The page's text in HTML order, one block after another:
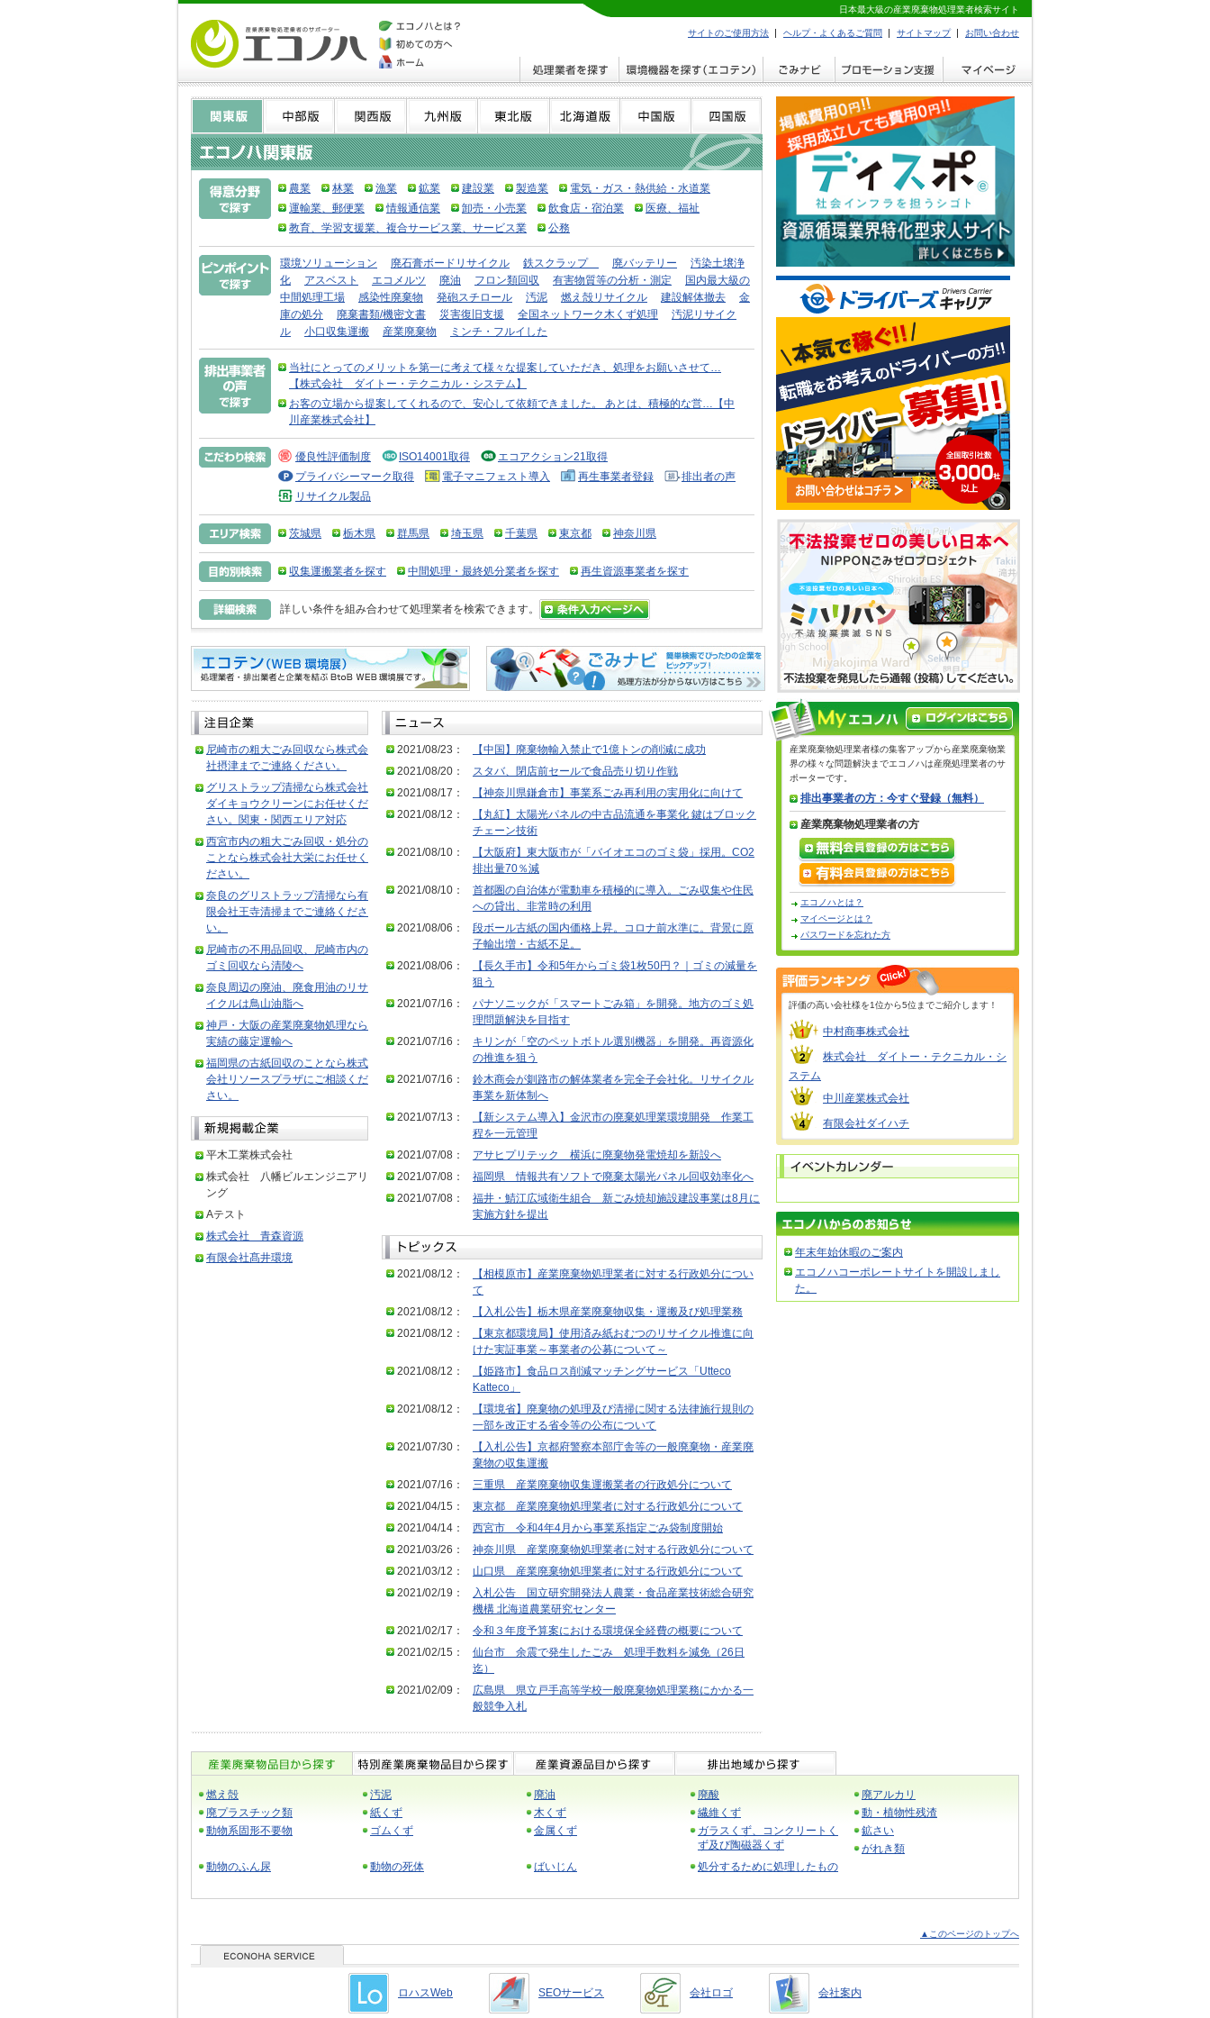
日本最大級の産業廃棄物処理業者検索サイト
サイトのご使用方法 ヘルプ・よくあるご質問 サイトマップ お問い合わせ
農業 林業 漁業 鉱業 建設業 製造業
電気・ガス・熱供給・水道業
運輸業、郵便業
情報通信業 卸売・小売業 飲食店・宿泊業
医療、福祉
教育、学習支援業、複合サービス業、サービス業
公務
環境ソリューション 廃石膏ボードリサイクル 鉄スクラップ 廃バッテリー
汚染土壌浄
化
アスベスト エコメルツ 廃油 フロン類回収 有害物質等の分析・測定
国内最大級の
中間処理工場
感染性廃棄物 発砲スチロール 汚泥 燃え殻リサイクル 建設解体撤去
金
庫の処分
廃棄書類/機密文書 災害復旧支援 全国ネットワーク木くず処理
汚泥リサイク
ル
小口収集運搬 産業廃棄物 ミンチ・フルイした
当社にとってのメリットを第一に考えて様々な提案していただき、処理をお願いさせて…
【株式会社 ダイトー・テクニカル・システム】
お客の立場から提案してくれるので、安心して依頼できました。 あとは、積極的な営…【中
川産業株式会社】
優良性評価制度 ISO14001取得
エコアクション21取得
プライバシーマーク取得
電子マニフェスト導入 再生事業者登録
排出者の声
リサイクル製品
茨城県 栃木県 群馬県 埼玉県 千葉県 東京都 神奈川県
収集運搬業者を探す 中間処理・最終処分業者を探す 再生資源事業者を探す
詳しい条件を組み合わせて処理業者を検索できます。
尼崎市の粗大ごみ回収なら株式会
社摂津までご連絡ください。
グリストラップ清掃なら株式会社
ダイキョウクリーンにお任せくだ
さい。関東・関西エリア対応
西宮市内の粗大ごみ回収・処分の
ことなら株式会社大栄にお任せく
ださい。
奈良のグリストラップ清掃なら有
限会社王寺清掃までご連絡くださ
い。
尼崎市の不用品回収、尼崎市内の
ゴミ回収なら清陵へ
奈良周辺の廃油、廃食用油のリサ
イクルは鳥山油脂へ
神戸・大阪の産業廃棄物処理なら
実績の藤定運輸へ
福岡県の古紙回収のことなら株式
会社リソースプラザにご相談くだ
さい。
平木工業株式会社
株式会社 八幡ビルエンジニアリ
ング
Aテスト
株式会社 青森資源
有限会社髙井環境
2021/08/23：
【中国】廃棄物輸入禁止で1億トンの削減に成功
2021/08/20：
スタバ、閉店前セールで食品売り切り作戦
2021/08/17：
【神奈川県鎌倉市】事業系ごみ再利用の実用化に向けて
2021/08/12：
【丸紅】太陽光パネルの中古品流通を事業化 鍵はブロック
チェーン技術
2021/08/10：
【大阪府】東大阪市が「バイオエコのゴミ袋」採用。CO2
排出量70％減
2021/08/10：
首都圏の自治体が電動車を積極的に導入。ごみ収集や住民
への貸出、非常時の利用
2021/08/06：
段ボール古紙の国内価格上昇。コロナ前水準に。背景に原
子輸出増・古紙不足。
2021/08/06：
【長久手市】令和5年からゴミ袋1枚50円？｜ゴミの減量を
狙う
2021/07/16：
パナソニックが「スマートごみ箱」を開発。地方のゴミ処
理問題解決を目指す
2021/07/16：
キリンが「空のペットボトル選別機器」を開発。再資源化
の推進を狙う
2021/07/16：
鈴木商会が釧路市の解体業者を完全子会社化。リサイクル
事業を新体制へ
2021/07/13：
【新システム導入】金沢市の廃棄処理業環境開発 作業工
程を一元管理
2021/07/08：
アサヒプリテック 横浜に廃棄物発電焼却を新設へ
2021/07/08：
福岡県 情報共有ソフトで廃棄太陽光パネル回収効率化へ
2021/07/08：
福井・鯖江広域衛生組合 新ごみ焼却施設建設事業は8月に
実施方針を提出
2021/08/12：
【相模原市】産業廃棄物処理業者に対する行政処分につい
て
2021/08/12：
【入札公告】栃木県産業廃棄物収集・運搬及び処理業務
2021/08/12：
【東京都環境局】使用済み紙おむつのリサイクル推進に向
けた実証事業～事業者の公募について～
2021/08/12：
【姫路市】食品ロス削減マッチングサービス「Utteco
Katteco」
2021/08/12：
【環境省】廃棄物の処理及び清掃に関する法律施行規則の
一部を改正する省令等の公布について
2021/07/30：
【入札公告】京都府警察本部庁舎等の一般廃棄物・産業廃
棄物の収集運搬
2021/07/16：
三重県 産業廃棄物収集運搬業者の行政処分について
2021/04/15：
東京都 産業廃棄物処理業者に対する行政処分について
2021/04/14：
西宮市 令和4年4月から事業系指定ごみ袋制度開始
2021/03/26：
神奈川県 産業廃棄物処理業者に対する行政処分について
2021/03/12：
山口県 産業廃棄物処理業者に対する行政処分について
2021/02/19：
入札公告 国立研究開発法人農業・食品産業技術総合研究
機構 北海道農業研究センター
2021/02/17：
令和３年度予算案における環境保全経費の概要について
2021/02/15：
仙台市 余震で発生したごみ 処理手数料を減免（26日
迄）
2021/02/09：
広島県 県立戸手高等学校一般廃棄物処理業務にかかる一
般競争入札
産業廃棄物処理業者様の集客アップから産業廃棄物業
界の様々な問題解決までエコノハは産廃処理業者のサ
ポーターです。
排出事業者の方：今すぐ登録（無料）
産業廃棄物処理業者の方
エコノハとは？
マイページとは？
パスワードを忘れた方
評価の高い会社様を1位から5位までご紹介します！
中村商事株式会社
株式会社 ダイトー・テクニカル・シ
ステム
中川産業株式会社
有限会社ダイハチ
年末年始休暇のご案内
エコノハコーポレートサイトを開設しまし
た。
燃え殻 汚泥 廃油 廃酸
廃アルカリ
廃プラスチック類
紙くず 木くず 繊維くず
動・植物性残渣
動物系固形不要物
ゴムくず 金属くず
ガラスくず、コンクリートく
ず及び陶磁器くず
鉱さい
がれき類
動物のふん尿
動物の死体 ばいじん 処分するために処理したもの
▲このページのトップへ
ロハスWeb SEOサービス 会社ロゴ 会社案内